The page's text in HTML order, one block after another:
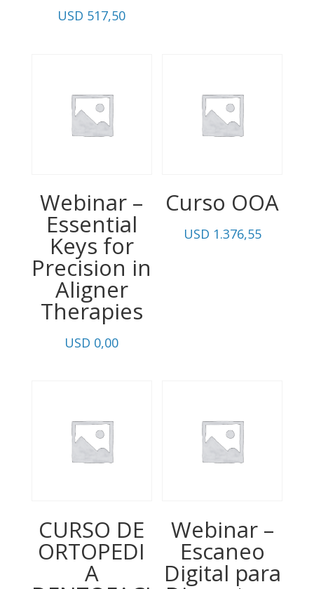
USD 517,50
Webinar –
Essential
Keys for
Precision in
Aligner
Therapies
USD 0,00
Curso OOA
USD 1.376,55
CURSO DE
ORTOPEDI
A
Webinar –
Escaneo
Digital para